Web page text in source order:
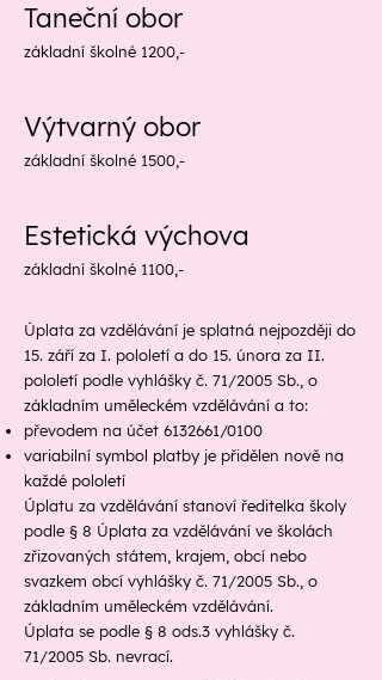
Taneční obor
základní školné 1200,-
Výtvarný obor
základní školné 1500,-
Estetická výchova
základní školné 1100,-
Úplata za vzdělávání je splatná nejpozději do
15. září za I. pololetí a do 15. února za II.
pololetí podle vyhlášky č. 71/2005 Sb., o
základním uměleckém vzdělávání a to:
převodem na účet 6132661 /0100
variabilní symbol platby je přidělen nově na
každé pololetí
Úplatu za vzdělávání stanoví ředitelka školy
podle § 8 Úplata za vzdělávání ve školách
zřizovaných státem, krajem, obcí nebo
svazkem obcí vyhlášky č. 71/2005 Sb., o
základním uměleckém vzdělávání.
Úplata se podle § 8 ods.3 vyhlášky č.
71/2005 Sb. nevrací.